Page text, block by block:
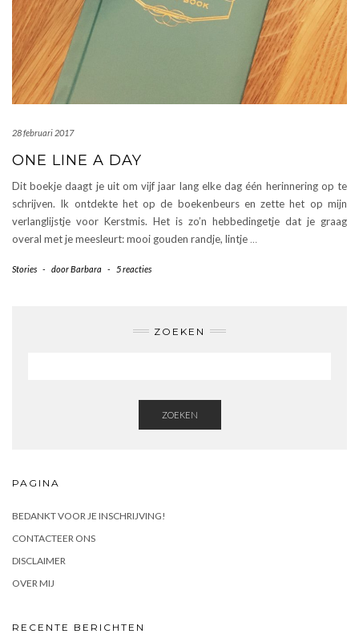
28 februari 2017
ONE LINE A DAY
Dit boekje daagt je uit om vijf jaar lang elke dag één herinnering op te
schrijven. Ik ontdekte het op de boekenbeurs en zette het op mijn
verlanglijstje voor Kerstmis. Het is zo’n hebbedingetje dat je graag
overal met je meesleurt: mooi gouden randje, lintje …
Stories - doorBarbara - 5 reacties
ZOEKEN
ZOEKEN
PAGINA
BEDANKT VOOR JE INSCHRIJVING!
CONTACTEER ONS
DISCLAIMER
OVER MIJ
RECENTE BERICHTEN